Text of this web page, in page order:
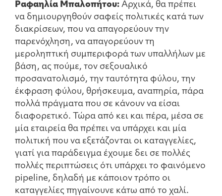
Ραφαηλία Μπαλοπήτου: Αρχικά, θα πρέπει
να δημιουργηθούν σαφείς πολιτικές κατά των
διακρίσεων, που να απαγορεύουν την
παρενόχληση, να απαγορεύουν τη
μεροληπτική συμπεριφορά των υπαλλήλων με
βάση, ας πούμε, τον σεξουαλικό
προσανατολισμό, την ταυτότητα φύλου, την
έκφραση φύλου, θρήσκευμα, αναπηρία, πάρα
πολλά πράγματα που σε κάνουν να είσαι
διαφορετικό. Τώρα από κει και πέρα, μέσα σε
μία εταιρεία θα πρέπει να υπάρχει και μία
πολιτική που να εξετάζονται οι καταγγελίες,
γιατί για παράδειγμα έχουμε δει σε πολλές
πολλές περιπτώσεις ότι υπάρχει το φαινόμενο
pipeline, δηλαδή με κάποιον τρόπο οι
καταγγελίες πηγαίνουνε κάτω από το χαλί.